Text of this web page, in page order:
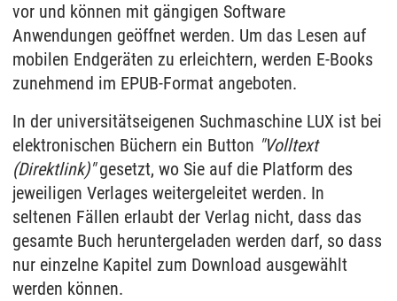
vor und können mit gängigen Software
Anwendungen geöffnet werden. Um das Lesen auf
mobilen Endgeräten zu erleichtern, werden E-Books
zunehmend im EPUB-Format angeboten.
In der universitätseigenen Suchmaschine LUX ist bei
elektronischen Büchern ein Button "Volltext
(Direktlink)"gesetzt, wo Sie auf die Platform des
jeweiligen Verlages weitergeleitet werden. In
seltenen Fällen erlaubt der Verlag nicht, dass das
gesamte Buch heruntergeladen werden darf, so dass
nur einzelne Kapitel zum Download ausgewählt
werden können.